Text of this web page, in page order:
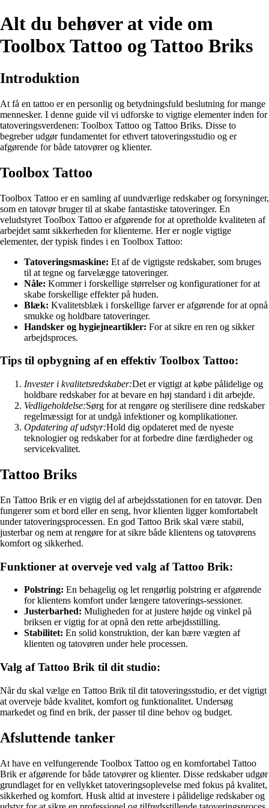
Alt du behøver at vide om
Toolbox Tattoo og Tattoo Briks
Introduktion
At få en tattoo er en personlig og betydningsfuld beslutning for mange
mennesker. I denne guide vil vi udforske to vigtige elementer inden for
tatoveringsverdenen: Toolbox Tattoo og Tattoo Briks. Disse to
begreber udgør fundamentet for ethvert tatoveringsstudio og er
afgørende for både tatovører og klienter.
Toolbox Tattoo
Toolbox Tattoo er en samling af uundværlige redskaber og forsyninger,
som en tatovør bruger til at skabe fantastiske tatoveringer. En
veludstyret Toolbox Tattoo er afgørende for at opretholde kvaliteten af
arbejdet samt sikkerheden for klienterne. Her er nogle vigtige
elementer, der typisk findes i en Toolbox Tattoo:
Tatoveringsmaskine: Et af de vigtigste redskaber, som bruges
til at tegne og farvelægge tatoveringer.
Nåle: Kommer i forskellige størrelser og konfigurationer for at
skabe forskellige effekter på huden.
Blæk: Kvalitetsblæk i forskellige farver er afgørende for at opnå
smukke og holdbare tatoveringer.
Handsker og hygiejneartikler: For at sikre en ren og sikker
arbejdsproces.
Tips til opbygning af en effektiv Toolbox Tattoo:
Invester i kvalitetsredskaber:Det er vigtigt at købe pålidelige og
holdbare redskaber for at bevare en høj standard i dit arbejde.
Vedligeholdelse:Sørg for at rengøre og sterilisere dine redskaber
regelmæssigt for at undgå infektioner og komplikationer.
Opdatering af udstyr:Hold dig opdateret med de nyeste
teknologier og redskaber for at forbedre dine færdigheder og
servicekvalitet.
Tattoo Briks
En Tattoo Brik er en vigtig del af arbejdsstationen for en tatovør. Den
fungerer som et bord eller en seng, hvor klienten ligger komfortabelt
under tatoveringsprocessen. En god Tattoo Brik skal være stabil,
justerbar og nem at rengøre for at sikre både klientens og tatovørens
komfort og sikkerhed.
Funktioner at overveje ved valg af Tattoo Brik:
Polstring: En behagelig og let rengørlig polstring er afgørende
for klientens komfort under længere tatoverings-sessioner.
Justerbarhed: Muligheden for at justere højde og vinkel på
briksen er vigtig for at opnå den rette arbejdsstilling.
Stabilitet: En solid konstruktion, der kan bære vægten af
klienten og tatovøren under hele processen.
Valg af Tattoo Brik til dit studio:
Når du skal vælge en Tattoo Brik til dit tatoveringsstudio, er det vigtigt
at overveje både kvalitet, komfort og funktionalitet. Undersøg
markedet og find en brik, der passer til dine behov og budget.
Afsluttende tanker
At have en velfungerende Toolbox Tattoo og en komfortabel Tattoo
Brik er afgørende for både tatovører og klienter. Disse redskaber udgør
grundlaget for en vellykket tatoveringsoplevelse med fokus på kvalitet,
sikkerhed og komfort. Husk altid at investere i pålidelige redskaber og